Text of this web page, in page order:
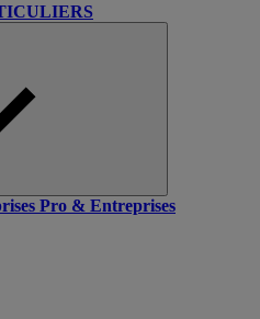
Pro & Entreprises